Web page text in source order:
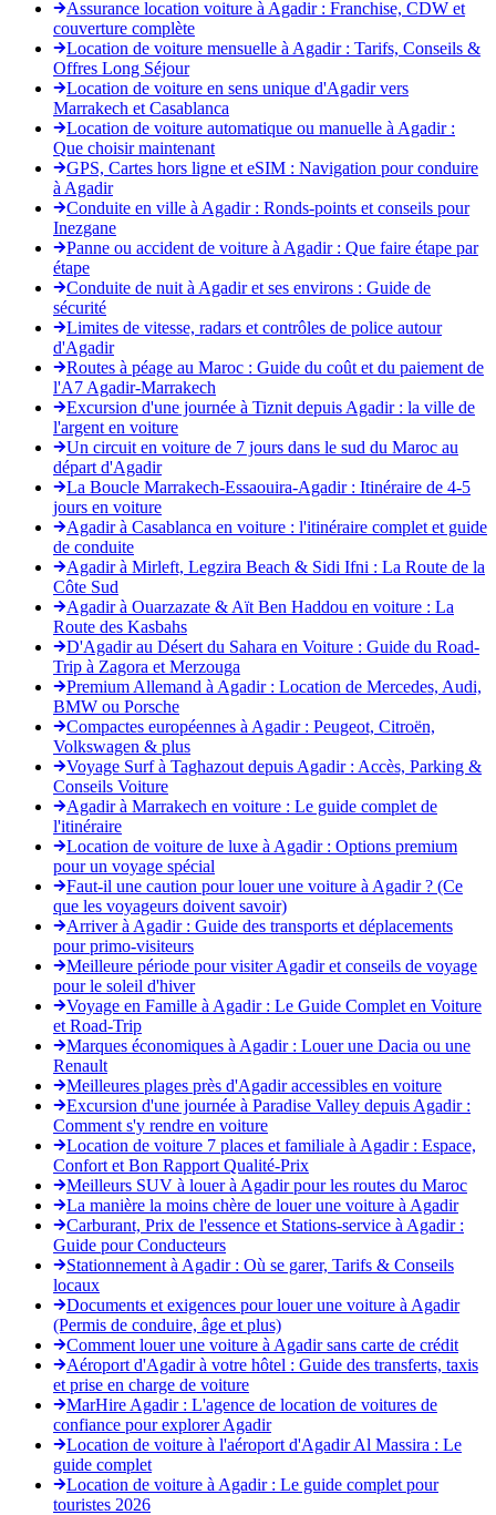
Assurance location voiture à Agadir : Franchise, CDW et
couverture complète
Location de voiture mensuelle à Agadir : Tarifs, Conseils &
Offres Long Séjour
Location de voiture en sens unique d'Agadir vers
Marrakech et Casablanca
Location de voiture automatique ou manuelle à Agadir :
Que choisir maintenant
GPS, Cartes hors ligne et eSIM : Navigation pour conduire
à Agadir
Conduite en ville à Agadir : Ronds-points et conseils pour
Inezgane
Panne ou accident de voiture à Agadir : Que faire étape par
étape
Conduite de nuit à Agadir et ses environs : Guide de
sécurité
Limites de vitesse, radars et contrôles de police autour
d'Agadir
Routes à péage au Maroc : Guide du coût et du paiement de
l'A7 Agadir-Marrakech
Excursion d'une journée à Tiznit depuis Agadir : la ville de
l'argent en voiture
Un circuit en voiture de 7 jours dans le sud du Maroc au
départ d'Agadir
La Boucle Marrakech-Essaouira-Agadir : Itinéraire de 4-5
jours en voiture
Agadir à Casablanca en voiture : l'itinéraire complet et guide
de conduite
Agadir à Mirleft, Legzira Beach & Sidi Ifni : La Route de la
Côte Sud
Agadir à Ouarzazate & Aït Ben Haddou en voiture : La
Route des Kasbahs
D'Agadir au Désert du Sahara en Voiture : Guide du Road-
Trip à Zagora et Merzouga
Premium Allemand à Agadir : Location de Mercedes, Audi,
BMW ou Porsche
Compactes européennes à Agadir : Peugeot, Citroën,
Volkswagen & plus
Voyage Surf à Taghazout depuis Agadir : Accès, Parking &
Conseils Voiture
Agadir à Marrakech en voiture : Le guide complet de
l'itinéraire
Location de voiture de luxe à Agadir : Options premium
pour un voyage spécial
Faut-il une caution pour louer une voiture à Agadir ? (Ce
que les voyageurs doivent savoir)
Arriver à Agadir : Guide des transports et déplacements
pour primo-visiteurs
Meilleure période pour visiter Agadir et conseils de voyage
pour le soleil d'hiver
Voyage en Famille à Agadir : Le Guide Complet en Voiture
et Road-Trip
Marques économiques à Agadir : Louer une Dacia ou une
Renault
Meilleures plages près d'Agadir accessibles en voiture
Excursion d'une journée à Paradise Valley depuis Agadir :
Comment s'y rendre en voiture
Location de voiture 7 places et familiale à Agadir : Espace,
Confort et Bon Rapport Qualité-Prix
Meilleurs SUV à louer à Agadir pour les routes du Maroc
La manière la moins chère de louer une voiture à Agadir
Carburant, Prix de l'essence et Stations-service à Agadir :
Guide pour Conducteurs
Stationnement à Agadir : Où se garer, Tarifs & Conseils
locaux
Documents et exigences pour louer une voiture à Agadir
(Permis de conduire, âge et plus)
Comment louer une voiture à Agadir sans carte de crédit
Aéroport d'Agadir à votre hôtel : Guide des transferts, taxis
et prise en charge de voiture
MarHire Agadir : L'agence de location de voitures de
confiance pour explorer Agadir
Location de voiture à l'aéroport d'Agadir Al Massira : Le
guide complet
Location de voiture à Agadir : Le guide complet pour
touristes 2026